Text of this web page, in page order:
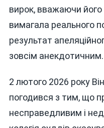
вирок, вважаючи
вимагала реального
результат
зовсім анекдотичним.
2 лютого 2026 року
погодився з тим, що
несправедливим і